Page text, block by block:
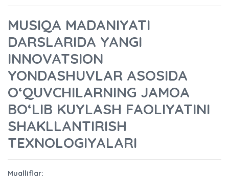
MUSIQA MADANIYATI
DARSLARIDA YANGI
INNOVATSION
YONDASHUVLAR ASOSIDA
O‘QUVCHILARNING JAMOA
BO‘LIB KUYLASH FAOLIYATINI
SHAKLLANTIRISH
TEXNOLOGIYALARI
Mualliflar: